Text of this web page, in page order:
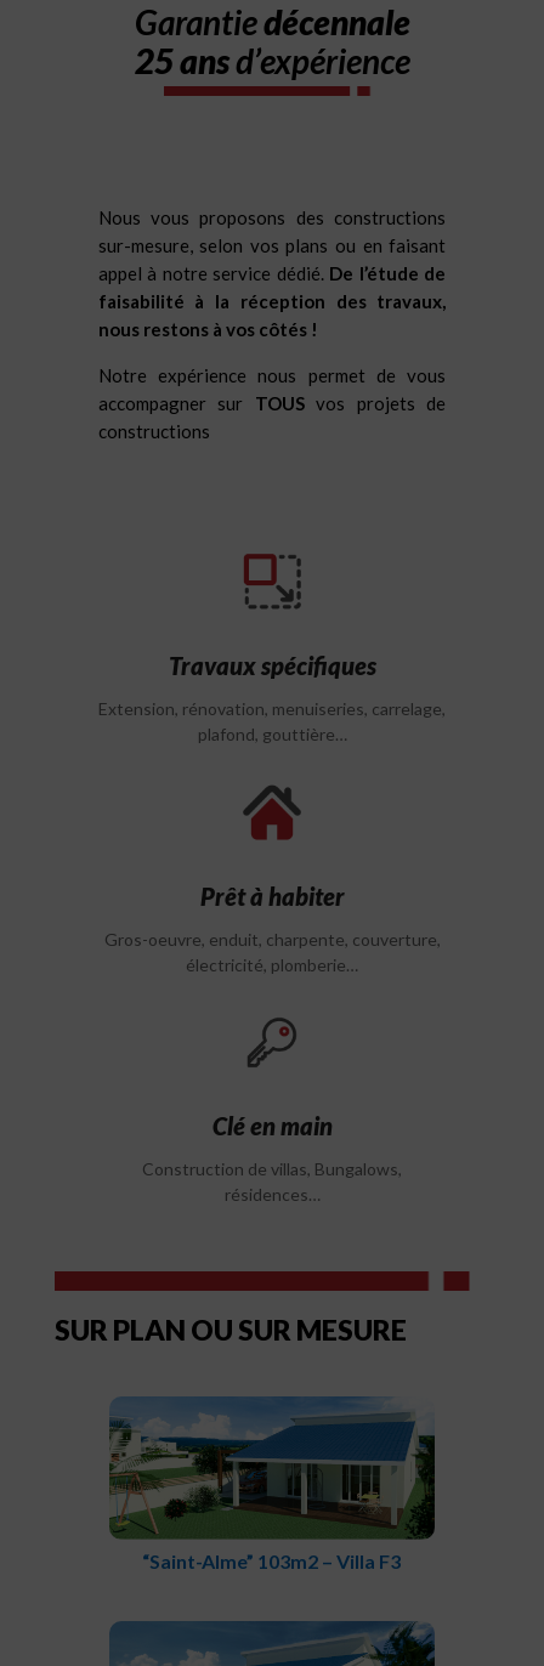
Garantiedécennale
25 ansd’expérience
Nous vous proposons des constructions
sur-mesure, selon vos plans ou en faisant
appel à notre service dédié. De l’étude de
faisabilité à la réception des travaux,
nous restons à vos côtés !
Notre expérience nous permet de vous
accompagner sur TOUSvos projets de
constructions
Travaux spécifiques
Extension, rénovation, menuiseries, carrelage,
plafond, gouttière…
Prêt à habiter
Gros-oeuvre, enduit, charpente, couverture,
électricité, plomberie…
Clé en main
Construction de villas, Bungalows,
résidences…
SUR PLAN OU SUR MESURE
“Saint-Alme” 103m2 – Villa F3